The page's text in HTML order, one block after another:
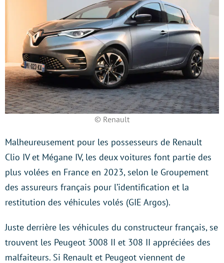
© Renault
Malheureusement pour les possesseurs de Renault
Clio IV et Mégane IV, les deux voitures font partie des
plus volées en France en 2023, selon le Groupement
des assureurs français pour l’identification et la
restitution des véhicules volés (GIE Argos).
Juste derrière les véhicules du constructeur français, se
trouvent les Peugeot 3008 II et 308 II appréciées des
malfaiteurs. Si Renault et Peugeot viennent de